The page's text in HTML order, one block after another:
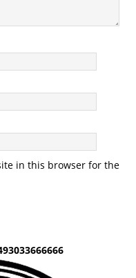
in this browser for the